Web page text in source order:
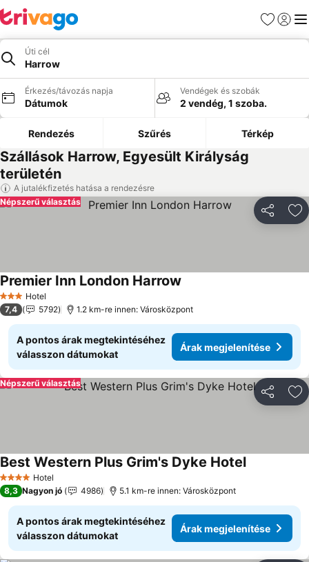
Kedvencek
Úti cél
Harrow
Érkezés/távozás napja
Dátumok
Vendégek és szobák
2 vendég, 1 szoba.
Rendezés Szűrés Térkép
Szállások Harrow, Egyesült Királyság
területén
A jutalékfizetés hatása a rendezésre
Népszerű választás
3 Kategória
Hotel
Premier Inn London Harrow
7,4 5792 1.2 km-re innen: Városközpont
A pontos árak megtekintéséhez
válasszon dátumokat
Árak megjelenítése
Népszerű választás
4 KategóriaHotel
Best Western Plus Grim's Dyke HotelÁrak
8,3 Nagyon jó 4986 5.1 km-re innen: Városközpont
A pontos árak megtekintéséhez
válasszon dátumokat
Árak megjelenítése